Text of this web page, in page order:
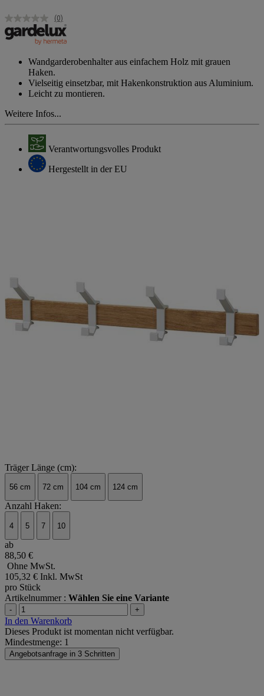
Kein
Beurteilungswert.
Link
derselben
Seite.
(0)
Wandgarderobenhalter aus einfachem Holz mit grauen
Haken.
Vielseitig einsetzbar, mit Hakenkonstruktion aus Aluminium.
Leicht zu montieren.
Weitere Infos...
Verantwortungsvolles Produkt
Hergestellt in der EU
Träger Länge (cm):
56 cm 72 cm 104 cm 124 cm
Anzahl Haken:
4 5 7 10
ab
88,50 €
Ohne MwSt.
105,32 € Inkl. MwSt
pro Stück
Artikelnummer : Wählen Sie eine Variante
- +
In den Warenkorb
Dieses Produkt ist momentan nicht verfügbar.
Mindestmenge: 1
Angebotsanfrage in 3 Schritten